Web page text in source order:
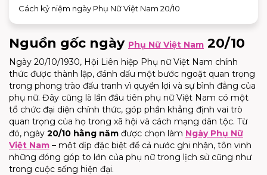
Cách kỷ niệm ngày Phụ Nữ Việt Nam 20/10
Nguồn gốc ngày Phụ Nữ Việt Nam 20/10
Ngày 20/10/1930, Hội Liên hiệp Phụ nữ Việt Nam chính
thức được thành lập, đánh dấu một bước ngoặt quan trọng
trong phong trào đấu tranh vì quyền lợi và sự bình đẳng của
phụ nữ. Đây cũng là lần đầu tiên phụ nữ Việt Nam có một
tổ chức đại diện chính thức, góp phần khẳng định vai trò
quan trọng của họ trong xã hội và cách mạng dân tộc. Từ
đó, ngày 20/10 hằng năm được chọn làm Ngày Phụ Nữ
Việt Nam – một dịp đặc biệt để cả nước ghi nhận, tôn vinh
những đóng góp to lớn của phụ nữ trong lịch sử cũng như
trong cuộc sống hiện đại.